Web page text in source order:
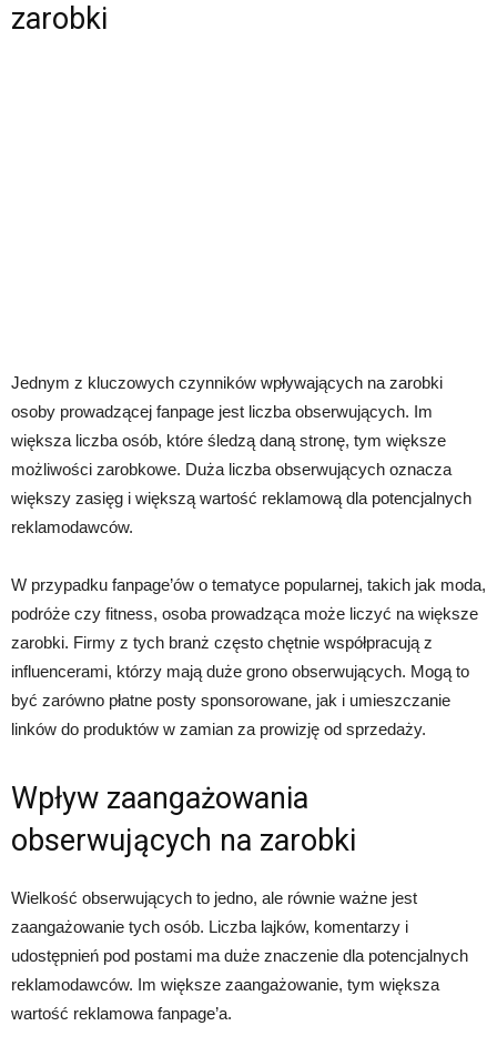
zarobki
Jednym z kluczowych czynników wpływających na zarobki
osoby prowadzącej fanpage jest liczba obserwujących. Im
większa liczba osób, które śledzą daną stronę, tym większe
możliwości zarobkowe. Duża liczba obserwujących oznacza
większy zasięg i większą wartość reklamową dla potencjalnych
reklamodawców.
W przypadku fanpage’ów o tematyce popularnej, takich jak moda,
podróże czy fitness, osoba prowadząca może liczyć na większe
zarobki. Firmy z tych branż często chętnie współpracują z
influencerami, którzy mają duże grono obserwujących. Mogą to
być zarówno płatne posty sponsorowane, jak i umieszczanie
linków do produktów w zamian za prowizję od sprzedaży.
Wpływ zaangażowania
obserwujących na zarobki
Wielkość obserwujących to jedno, ale równie ważne jest
zaangażowanie tych osób. Liczba lajków, komentarzy i
udostępnień pod postami ma duże znaczenie dla potencjalnych
reklamodawców. Im większe zaangażowanie, tym większa
wartość reklamowa fanpage’a.